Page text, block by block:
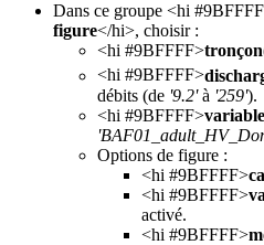
Dans ce groupe <hi
figure</hi>, choisir :
<hi #9BFFFF>
<hi #9BFFFF>
débits (de '9.2'à '259').
<hi #9BFFFF>
Options de figure :
<hi #9BFFFF>
<hi #9BFFFF>
activé.
<hi #9BFFFF>